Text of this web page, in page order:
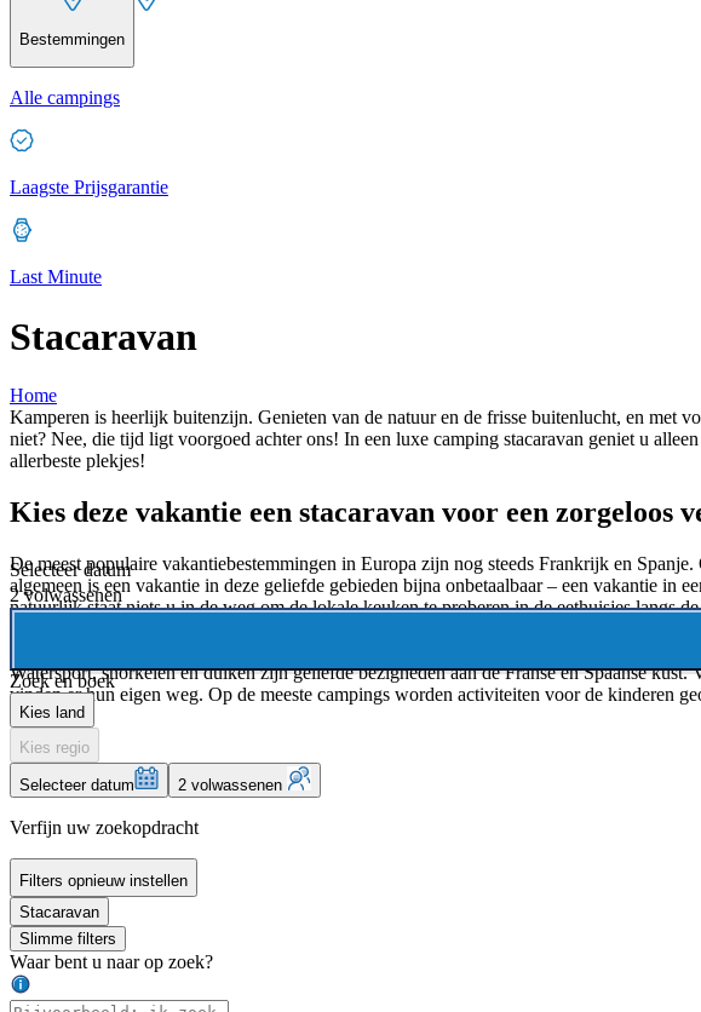
Bestemmingen
Alle campings
Laagste Prijsgarantie
Last Minute
Stacaravan
Home
Kamperen is heerlijk buitenzijn. Genieten van de natuur en de frisse buitenlucht, en met
niet? Nee, die tijd ligt voorgoed achter ons! In een luxe camping stacaravan geniet u
allerbeste plekjes!
Kies deze vakantie een stacaravan voor een zorgeloos
De meest populaire vakantiebestemmingen in Europa zijn nog steeds Frankrijk en
algemeen is een vakantie in deze geliefde gebieden bijna onbetaalbaar – een vakantie in
natuurlijk staat niets u in de weg om de lokale keuken te proberen in de eethuisjes langs
Watersport, snorkelen en duiken zijn geliefde bezigheden aan de Franse en Spaanse
vinden er hun eigen weg. Op de meeste campings worden activiteiten voor de kinderen
Selecteer datum
2 volwassenen
Zoek en boek
Kies land
Kies regio
Selecteer datum 2 volwassenen
Verfijn uw zoekopdracht
Filters opnieuw instellen
Stacaravan
Slimme filters
Waar bent u naar op zoek?